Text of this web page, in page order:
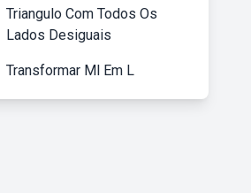
Triangulo Com Todos Os
Lados Desiguais
Transformar Ml Em L